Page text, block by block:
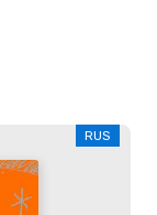
RUS